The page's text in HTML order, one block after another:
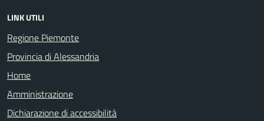
LINK UTILI
Regione Piemonte
Provincia di Alessandria
Home
Amministrazione
Dichiarazione di accessibilità